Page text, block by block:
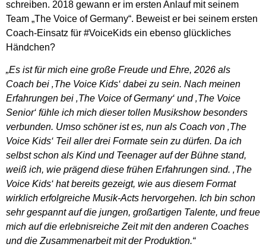
schreiben. 2018 gewann er im ersten Anlauf mit seinem
Team „The Voice of Germany“. Beweist er bei seinem ersten
Coach-Einsatz für #VoiceKids ein ebenso glückliches
Händchen?
„Es ist für mich eine große Freude und Ehre, 2026 als
Coach bei ‚The Voice Kids‘ dabei zu sein. Nach meinen
Erfahrungen bei ‚The Voice of Germany‘ und ‚The Voice
Senior‘ fühle ich mich dieser tollen Musikshow besonders
verbunden. Umso schöner ist es, nun als Coach von ‚The
Voice Kids‘ Teil aller drei Formate sein zu dürfen. Da ich
selbst schon als Kind und Teenager auf der Bühne stand,
weiß ich, wie prägend diese frühen Erfahrungen sind. ‚The
Voice Kids‘ hat bereits gezeigt, wie aus diesem Format
wirklich erfolgreiche Musik-Acts hervorgehen. Ich bin schon
sehr gespannt auf die jungen, großartigen Talente, und freue
mich auf die erlebnisreiche Zeit mit den anderen Coaches
und die Zusammenarbeit mit der Produktion.“